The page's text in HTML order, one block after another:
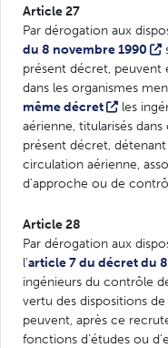
Article 27
Par dérogation aux
du 8 novembre 1990
présent décret,
dans les organismes
même décret
les
aérienne, titularisés
présent décret,
circulation aérienne,
d'approche ou de
Article 28
Par dérogation aux
l'article 7 du décret du
ingénieurs du contrôle
vertu des dispositions
peuvent, après ce
fonctions d'études ou